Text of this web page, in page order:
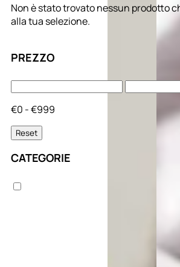
PREZZO
€0 - €999
Reset
CATEGORIE
Non è stato trovato nessun prodotto
alla tua selezione.